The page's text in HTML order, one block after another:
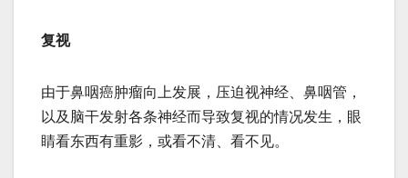
复视
由于鼻咽癌肿瘤向上发展，压迫视神经、鼻咽管，
以及脑干发射各条神经而导致复视的情况发生，眼
睛看东西有重影，或看不清、看不见。